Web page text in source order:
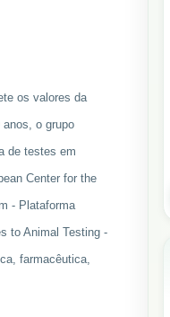
os valores da
o grupo
de testes em
Center for the
- Plataforma
to Animal Testing -
farmacêutica,